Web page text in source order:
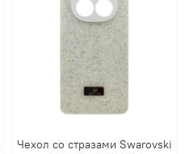
Чехол со стразами Swarovski